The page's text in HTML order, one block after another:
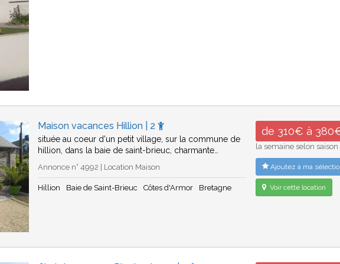
Maison vacances Hillion | 2
située au coeur d'un petit village, sur la commune de
hillion, dans la baie de saint-brieuc, charmante…
Annonce n° 4992 | Location Maison
Hillion Baie de Saint-Brieuc Côtes d'Armor Bretagne
de 310€ à
la semaine selon saison
Ajoutez à ma
Voir cette location